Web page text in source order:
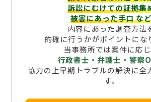
訴訟にむけての証拠集
被害にあった手口な
内容にあった調査方法
的確に行うかがポイントにな
当事務所では案件に応
行政書士・弁護士・警察
協力の上早期トラブルの解決に全
す。